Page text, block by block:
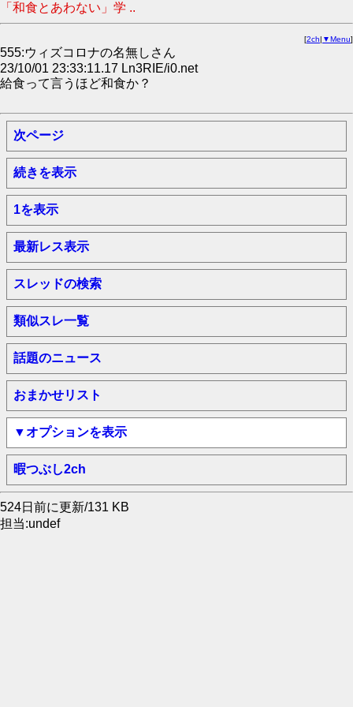
「和食とあわない」学 ..
[2ch| ▼Menu]
555:ウィズコロナの名無しさん
23/10/01 23:33:11.17 Ln3RIE/i0.net
給食って言うほど和食か？
次ページ
続きを表示
1を表示
最新レス表示
スレッドの検索
類似スレ一覧
話題のニュース
おまかせリスト
▼オプションを表示
暇つぶし2ch
524日前に更新/131 KB
担当:undef